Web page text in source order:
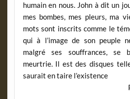
humain en nous. John à dit un
mes bombes, mes pleurs, ma
mots sont inscrits comme le
qui à l’image de son peuple
malgré ses souffrances, se
meurtrie. Il est des disques
saurait en taire l’existence